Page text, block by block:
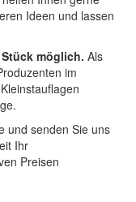
Ideen und lassen
möglich. Als
im
und senden Sie uns
Ihr
Preisen